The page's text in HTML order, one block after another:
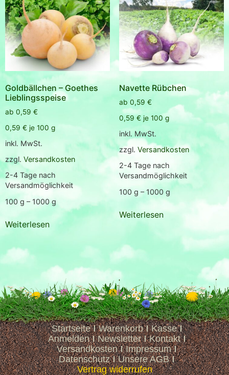
Goldbällchen – Goethes
Lieblingsspeise
ab 0,59 €
0,59 € je 100 g
inkl. MwSt.
zzgl. Versandkosten
2-4 Tage nach
Versandmöglichkeit
100 g – 1000g
Weiterlesen
Navette Rübchen
ab 0,59 €
0,59 € je 100 g
inkl. MwSt.
zzgl. Versandkosten
2-4 Tage nach
Versandmöglichkeit
100 g – 1000 g
Weiterlesen
Startseite Warenkorb
Kasse
Anmelden
Newsletter
Kontakt
Versandkosten
Impressum
Datenschutz
Unsere AGB
Vertrag widerrufen